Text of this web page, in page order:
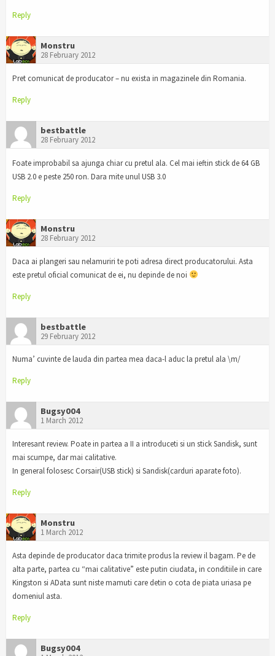
Reply
Monstru
28 February 2012
Pret comunicat de producator – nu exista in magazinele din Romania.
Reply
bestbattle
28 February 2012
Foate improbabil sa ajunga chiar cu pretul ala. Cel mai ieftin stick de 64 GB
USB 2.0 e peste 250 ron. Dara mite unul USB 3.0
Reply
Monstru
28 February 2012
Daca ai plangeri sau nelamuriri te poti adresa direct producatorului. Asta
este pretul oficial comunicat de ei, nu depinde de noi
Reply
bestbattle
29 February 2012
Numa’ cuvinte de lauda din partea mea daca-l aduc la pretul ala \m/
Reply
Bugsy004
1 March 2012
Interesant review. Poate in partea a II a introduceti si un stick Sandisk, sunt
mai scumpe, dar mai calitative.
In general folosesc Corsair(USB stick) si Sandisk(carduri aparate foto).
Reply
Monstru
1 March 2012
Asta depinde de producator daca trimite produs la review il bagam. Pe de
alta parte, partea cu “mai calitative” este putin ciudata, in conditiile in care
Kingston si AData sunt niste mamuti care detin o cota de piata uriasa pe
domeniul asta.
Reply
Bugsy004